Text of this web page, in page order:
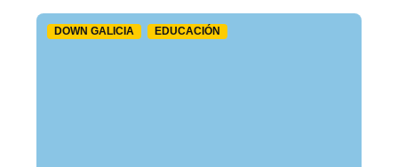
DOWN GALICIA EDUCACIÓN